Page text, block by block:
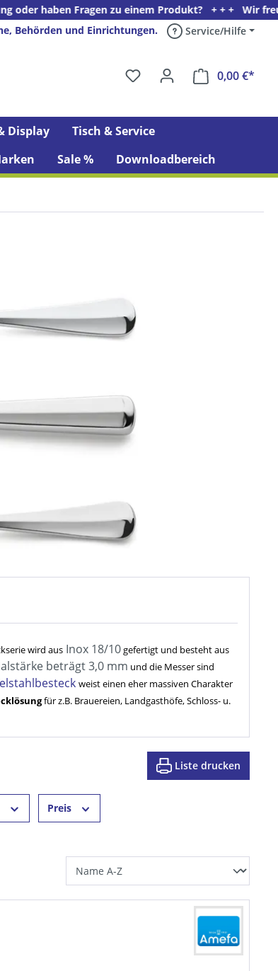
Fragen zu einem Produkt? + + + Wir freuen uns
Behörden und Einrichtungen. Service/Hilfe
0,00 €*
Display
Tisch & Service
Sale % Downloadbereich
wird aus Inox 18/10gefertigt und besteht aus
beträgt 3,0 mm und die Messer sind
weist einen eher massiven Charakter
für z.B. Brauereien, Landgasthöfe, Schloss- u.
Liste drucken
Preis